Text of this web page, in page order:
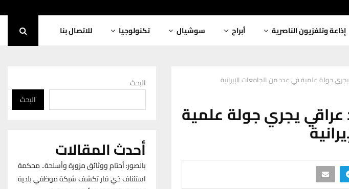
إذاعة وتلفزيون الناصرية أبراج سوشيال تكنولوجيا للاتصال بنا
جولة علمية في عدد من الجامعات الإيرانية
يجري جولة علمية
البحث
البحث
أحدث المقالات
بالصور: أختام ووثائق مزورة وأسلحة.. محكمة
استئناف ذي قار تكشف شبكة موظفي بلدية